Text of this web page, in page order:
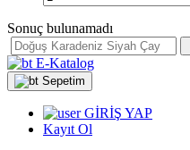
Sonuç bulunamadı
E-Katalog
Sepetim
GİRİŞ YAP
Kayıt Ol